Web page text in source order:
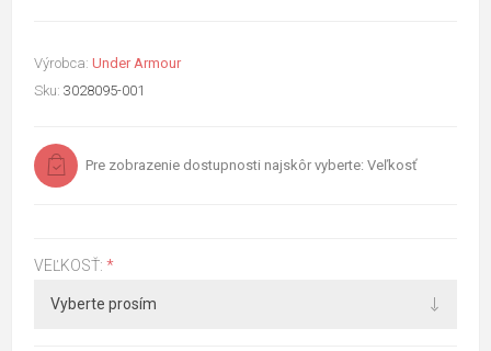
Výrobca: Under Armour
Sku: 3028095-001
Pre zobrazenie dostupnosti najskôr vyberte: Veľkosť
VEĽKOSŤ: *